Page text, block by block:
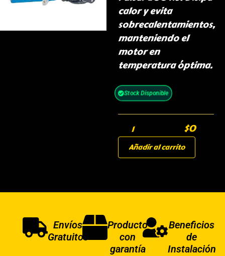
calor y evita
sobrecalentamientos,
manteniendo el
motor en
temperatura óptima.
Stock Disponible
$0
Añadir al carrito
Envíos
Gratuitos
Producto
con
garantía
Beneficios
de
Instalación